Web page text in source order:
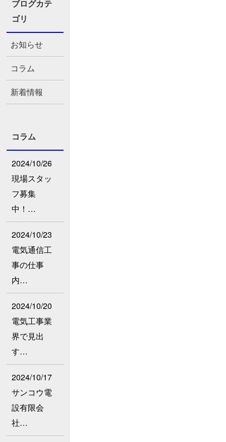
ブログカテ
ゴリ
お知らせ
コラム
新着情報
コラム
2024/10/26
現場スタッ
フ募集
中！…
2024/10/23
電気通信工
事の仕事
内…
2024/10/20
電気工事業
界で見出
す…
2024/10/17
サンコウ電
設有限会
社…